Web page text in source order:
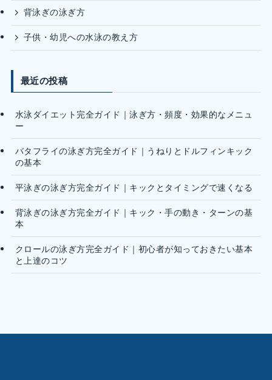
背泳ぎの泳ぎ方
子供・幼児への水泳の教え方
最近の投稿
水泳ダイエット完全ガイド｜泳ぎ方・頻度・効果的なメニュ
ー
バタフライの泳ぎ方完全ガイド｜うねりとドルフィンキック
の基本
平泳ぎの泳ぎ方完全ガイド｜キックとタイミングで速くなる
背泳ぎの泳ぎ方完全ガイド｜キック・手の動き・ターンの基
本
クロールの泳ぎ方完全ガイド｜初心者が知っておきたい基本
と上達のコツ